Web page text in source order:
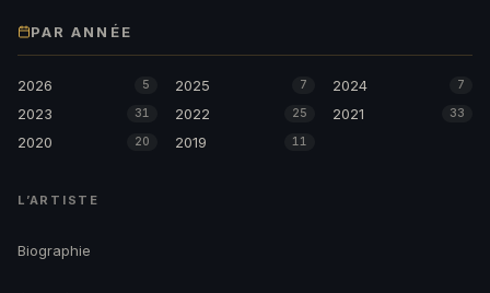
PAR ANNÉE
2026 5 2025 7 2024 7
2023 31 2022 25 2021 33
2020 20 2019 11
L’ARTISTE
Biographie